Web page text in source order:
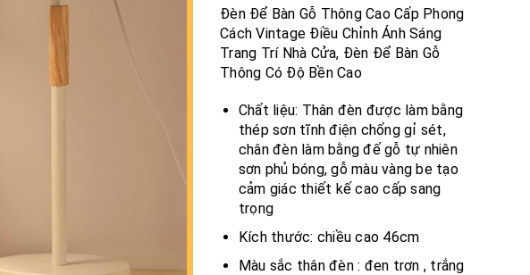
Đèn Để Bàn Gỗ Thông Cao Cấp Phong
Cách Vintage Điều Chỉnh Ánh Sáng
Trang Trí Nhà Cửa, Đèn Để Bàn Gỗ
Thông Có Độ Bền Cao
Chất liệu: Thân đèn được làm bằng
thép sơn tĩnh điện chống gỉ sét,
chân đèn làm bằng đế gỗ tự nhiên
sơn phủ bóng, gỗ màu vàng be tạo
cảm giác thiết kế cao cấp sang
trọng
Kích thước: chiều cao 46cm
Màu sắc thân đèn : đen trơn , trắng